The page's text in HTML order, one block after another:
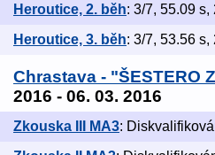
Heroutice, 2. běh: 3/7, 55.09 s,
Heroutice, 3. běh: 3/7, 53.56 s,
Chrastava - "ŠESTERO
2016 - 06. 03. 2016
Zkouska III MA3: